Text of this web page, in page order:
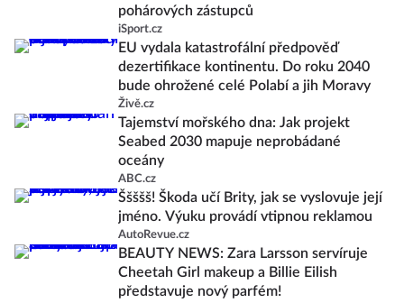
pohárových zástupců
iSport.cz
EU vydala katastrofální předpověď
dezertifikace kontinentu. Do roku 2040
bude ohrožené celé Polabí a jih Moravy
Živě.cz
Tajemství mořského dna: Jak projekt
Seabed 2030 mapuje neprobádané
oceány
ABC.cz
Ššššš! Škoda učí Brity, jak se vyslovuje její
jméno. Výuku provádí vtipnou reklamou
AutoRevue.cz
BEAUTY NEWS: Zara Larsson servíruje
Cheetah Girl makeup a Billie Eilish
představuje nový parfém!